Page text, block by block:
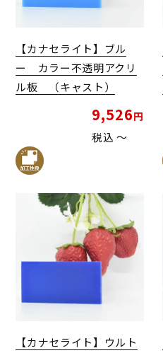
【カナセライト】ブル
ー カラー不透明アクリ
ル板 （キャスト）
9,526
税込 〜
【カナセライト】ウルト